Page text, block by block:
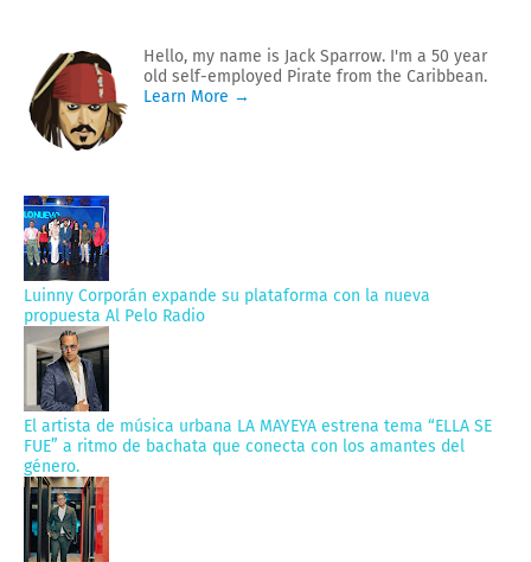
Hello, my name is Jack Sparrow. I'm a 50 year
old self-employed Pirate from the Caribbean.
Learn More →
Luinny Corporán expande su plataforma con la nueva
propuesta Al Pelo Radio
El artista de música urbana LA MAYEYA estrena tema “ELLA SE
FUE” a ritmo de bachata que conecta con los amantes del
género.